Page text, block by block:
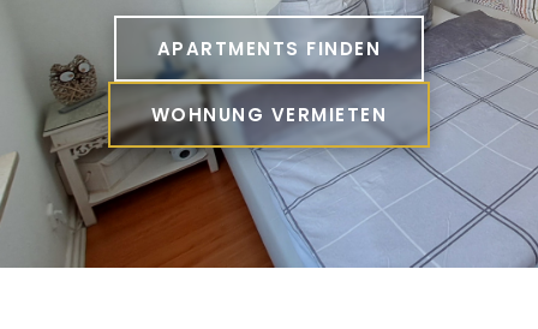
Für Vermieter
Service / FAQ
Blog / Magazin
APARTMENTS FINDEN
WOHNUNG VERMIETEN